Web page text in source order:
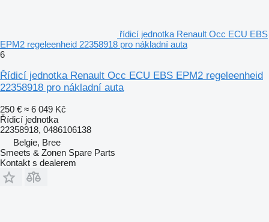
řídicí jednotka Renault Occ ECU EBS
EPM2 regeleenheid 22358918 pro nákladní auta
6
Řídicí jednotka Renault Occ ECU EBS EPM2 regeleenheid
22358918 pro nákladní auta
250 € ≈ 6 049 Kč
Řídicí jednotka
22358918, 0486106138
Belgie, Bree
Smeets & Zonen Spare Parts
Kontakt s dealerem